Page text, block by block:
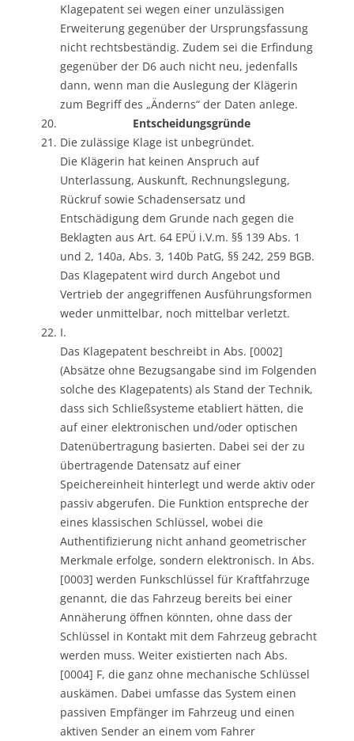
Klagepatent sei wegen einer unzulässigen
Erweiterung gegenüber der Ursprungsfassung
nicht rechtsbeständig. Zudem sei die Erfindung
gegenüber der D6 auch nicht neu, jedenfalls
dann, wenn man die Auslegung der Klägerin
zum Begriff des „Änderns“ der Daten anlege.
Entscheidungsgründe
Die zulässige Klage ist unbegründet.
Die Klägerin hat keinen Anspruch auf
Unterlassung, Auskunft, Rechnungslegung,
Rückruf sowie Schadensersatz und
Entschädigung dem Grunde nach gegen die
Beklagten aus Art. 64 EPÜ i.V.m. §§ 139 Abs. 1
und 2, 140a, Abs. 3, 140b PatG, §§ 242, 259 BGB.
Das Klagepatent wird durch Angebot und
Vertrieb der angegriffenen Ausführungsformen
weder unmittelbar, noch mittelbar verletzt.
I.
Das Klagepatent beschreibt in Abs. [0002]
(Absätze ohne Bezugsangabe sind im Folgenden
solche des Klagepatents) als Stand der Technik,
dass sich Schließsysteme etabliert hätten, die
auf einer elektronischen und/oder optischen
Datenübertragung basierten. Dabei sei der zu
übertragende Datensatz auf einer
Speichereinheit hinterlegt und werde aktiv oder
passiv abgerufen. Die Funktion entspreche der
eines klassischen Schlüssel, wobei die
Authentifizierung nicht anhand geometrischer
Merkmale erfolge, sondern elektronisch. In Abs.
[0003] werden Funkschlüssel für Kraftfahrzuge
genannt, die das Fahrzeug bereits bei einer
Annäherung öffnen könnten, ohne dass der
Schlüssel in Kontakt mit dem Fahrzeug gebracht
werden muss. Weiter existierten nach Abs.
[0004] F, die ganz ohne mechanische Schlüssel
auskämen. Dabei umfasse das System einen
passiven Empfänger im Fahrzeug und einen
aktiven Sender an einem vom Fahrer